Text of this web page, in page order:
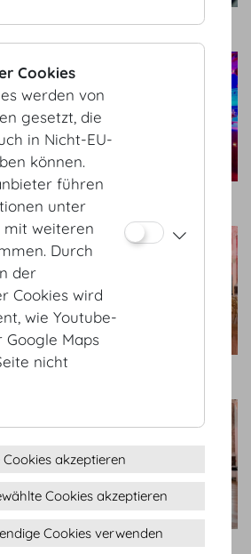
Dachfoyer
Festsaal
Cookies
werden von
gesetzt, die
in Nicht-EU-
können.
führen
unter
mit weiteren
Durch
der
Cookies wird
wie Youtube-
Google Maps
nicht
Cookies akzeptieren
Cookies akzeptieren
Cookies verwenden